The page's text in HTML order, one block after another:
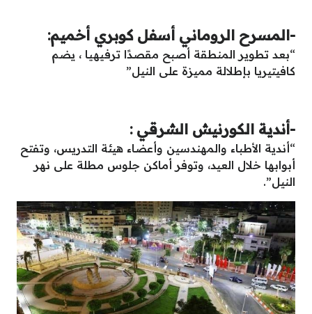
-المسرح الروماني أسفل كوبري أخميم:
“بعد تطوير المنطقة أصبح مقصدًا ترفيهيا ، يضم
كافيتيريا بإطلالة مميزة على النيل”
-أندية الكورنيش الشرقي :
“أندية الأطباء والمهندسين وأعضاء هيئة التدريس، وتفتح
أبوابها خلال العيد، وتوفر أماكن جلوس مطلة على نهر
النيل”.